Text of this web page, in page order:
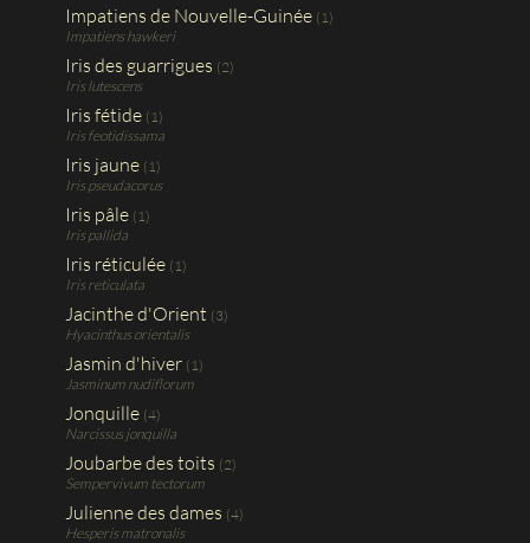
Impatiens de Nouvelle-Guinée (1)
Impatiens hawkeri
Iris des guarrigues (2)
Iris lutescens
Iris fétide (1)
Iris feotidissama
Iris jaune (1)
Iris pseudacorus
Iris pâle (1)
Iris pallida
Iris réticulée (1)
Iris reticulata
Jacinthe d'Orient (3)
Hyacinthus orientalis
Jasmin d'hiver (1)
Jasminum nudiflorum
Jonquille (4)
Narcissus jonquilla
Joubarbe des toits (2)
Sempervivum tectorum
Julienne des dames (4)
Hesperis matronalis